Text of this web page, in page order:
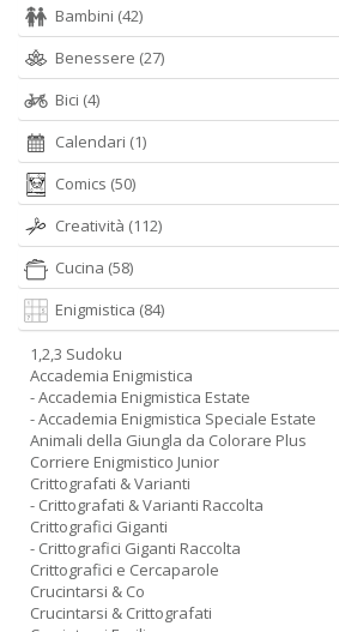
Bambini (42)
Benessere (27)
Bici (4)
Calendari (1)
Comics (50)
Creatività (112)
Cucina (58)
Enigmistica (84)
1,2,3 Sudoku
Accademia Enigmistica
- Accademia Enigmistica Estate
- Accademia Enigmistica Speciale Estate
Animali della Giungla da Colorare Plus
Corriere Enigmistico Junior
Crittografati & Varianti
- Crittografati & Varianti Raccolta
Crittografici Giganti
- Crittografici Giganti Raccolta
Crittografici e Cercaparole
Crucintarsi & Co
Crucintarsi & Crittografati